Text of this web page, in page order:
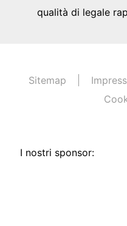
qualità di legale
Sitemap
I nostri sponsor: